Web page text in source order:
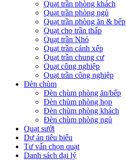
Quạt trần phòng khách
Quạt trần phòng ngủ
Quạt trần phòng ăn & bếp
Quạt cho trần thấp
Quạt trần Nhỏ
Quạt trần cánh xếp
Quạt trần chung cư
Quạt công nghiệp
Quạt trần công nghiệp
Đèn chùm
Đèn chùm phòng ăn/bếp
Đèn chùm phòng họp
Đèn chùm phòng khách
Đèn chùm phòng ngủ
Quạt sưởi
Dự án tiêu biểu
Tư vấn chọn quạt
Danh sách đại lý